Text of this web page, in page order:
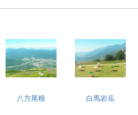
八方尾根 白馬岩岳